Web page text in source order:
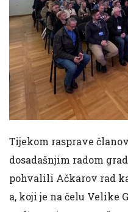
Tijekom rasprave
dosadašnjim radom
pohvalili Ačkarov rad
a, koji je na čelu Velike